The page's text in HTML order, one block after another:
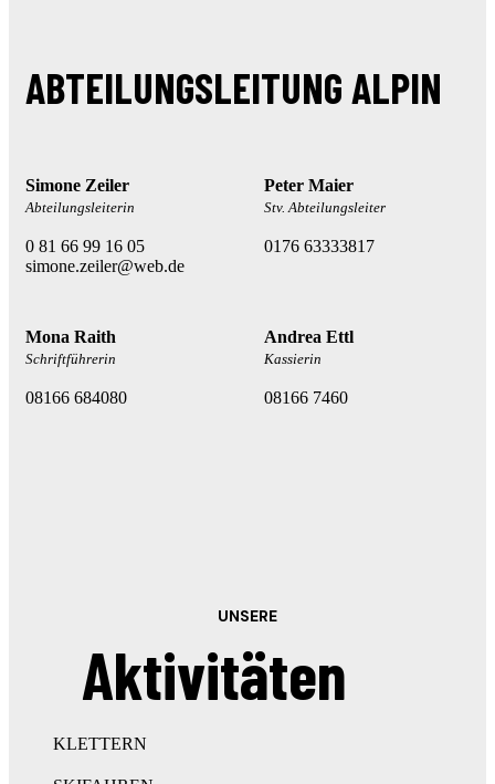
ABTEILUNGSLEITUNG ALPIN
Simone Zeiler
Abteilungsleiterin
0 81 66 99 16 05
simone.zeiler@web.de
Peter Maier
Stv. Abteilungsleiter
0176 63333817
Mona Raith
Schriftführerin
08166 684080
Andrea Ettl
Kassierin
08166 7460
UNSERE
Aktivitäten
KLETTERN